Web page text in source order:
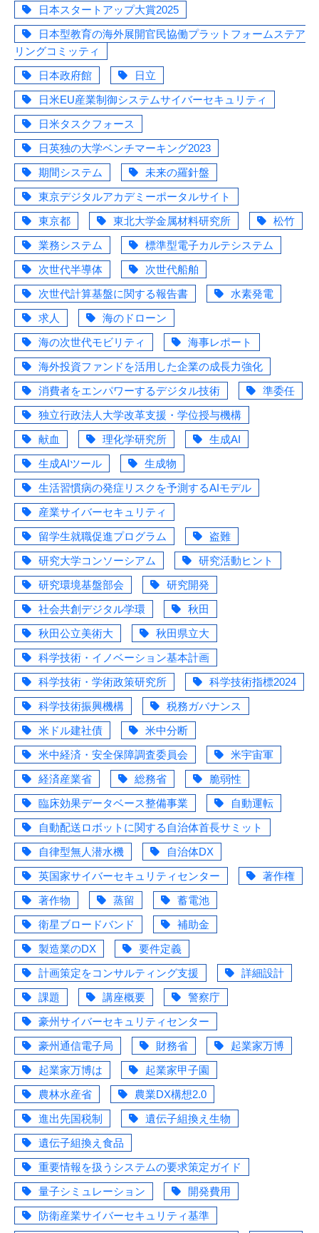
日本スタートアップ大賞2025
日本型教育の海外展開官民協働プラットフォームステア
リングコミッティ
日本政府館
日立
日米EU産業制御システムサイバーセキュリティ
日米タスクフォース
日英独の大学ベンチマーキング2023
期間システム
未来の羅針盤
東京デジタルアカデミーポータルサイト
東京都
東北大学金属材料研究所
松竹
業務システム
標準型電子カルテシステム
次世代半導体
次世代船舶
次世代計算基盤に関する報告書
水素発電
求人
海のドローン
海の次世代モビリティ
海事レポート
海外投資ファンドを活用した企業の成長力強化
消費者をエンパワーするデジタル技術
準委任
独立行政法人大学改革支援・学位授与機構
献血
理化学研究所
生成AI
生成AIツール
生成物
生活習慣病の発症リスクを予測するAIモデル
産業サイバーセキュリティ
留学生就職促進プログラム
盗難
研究大学コンソーシアム
研究活動ヒント
研究環境基盤部会
研究開発
社会共創デジタル学環
秋田
秋田公立美術大
秋田県立大
科学技術・イノベーション基本計画
科学技術・学術政策研究所
科学技術指標2024
科学技術振興機構
税務ガバナンス
米ドル建社債
米中分断
米中経済・安全保障調査委員会
米宇宙軍
経済産業省
総務省
脆弱性
臨床効果データベース整備事業
自動運転
自動配送ロボットに関する自治体首長サミット
自律型無人潜水機
自治体DX
英国家サイバーセキュリティセンター
著作権
著作物
蒸留
蓄電池
衛星ブロードバンド
補助金
製造業のDX
要件定義
計画策定をコンサルティング支援
詳細設計
課題
講座概要
警察庁
豪州サイバーセキュリティセンター
豪州通信電子局
財務省
起業家万博
起業家万博は
起業家甲子園
農林水産省
農業DX構想2.0
進出先国税制
遺伝子組換え生物
遺伝子組換え食品
重要情報を扱うシステムの要求策定ガイド
量子シミュレーション
開発費用
防衛産業サイバーセキュリティ基準